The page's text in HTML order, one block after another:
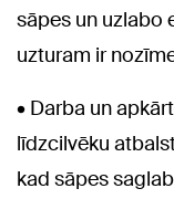
sāpes un uzlabo
uzturam ir
• Darba un
līdzcilvēku
kad sāpes